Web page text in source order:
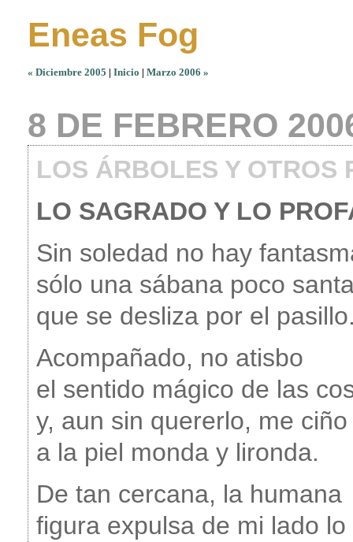
Eneas Fog
« Diciembre 2005 | Inicio | Marzo 2006 »
8 DE FEBRERO
LOS ÁRBOLES Y OTROS
LO SAGRADO Y LO
Sin soledad no hay
sólo una sábana poco
que se desliza por el
Acompañado, no atisbo
el sentido mágico de las
y, aun sin quererlo, me ciño
a la piel monda y lironda.
De tan cercana, la humana
figura expulsa de mi lado